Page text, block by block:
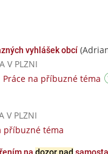
vyhlášek obcí
V PLZNI
Práce na příbuzné téma
V PLZNI
příbuzné téma
na dozor nad